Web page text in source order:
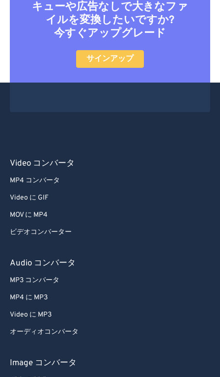
キューや広告なしで大きなファ
イルを変換したいですか?
今すぐアップグレード
サインアップ
Video コンバータ
MP4 コンバータ
Video に GIF
MOV に MP4
ビデオコンバーター
Audio コンバータ
MP3 コンバータ
MP4 に MP3
Video に MP3
オーディオコンバータ
Image コンバータ